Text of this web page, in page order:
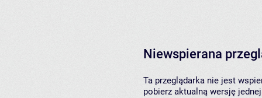
Niewspierana
Ta przeglądarka nie jest
pobierz aktualną wersję